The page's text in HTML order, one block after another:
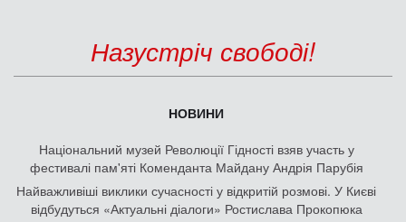
Назустріч свободі!
НОВИНИ
Національний музей Революції Гідності взяв участь у
фестивалі пам'яті Коменданта Майдану Андрія Парубія
Найважливіші виклики сучасності у відкритій розмові. У Києві
відбудуться «Актуальні діалоги» Ростислава Прокопюка